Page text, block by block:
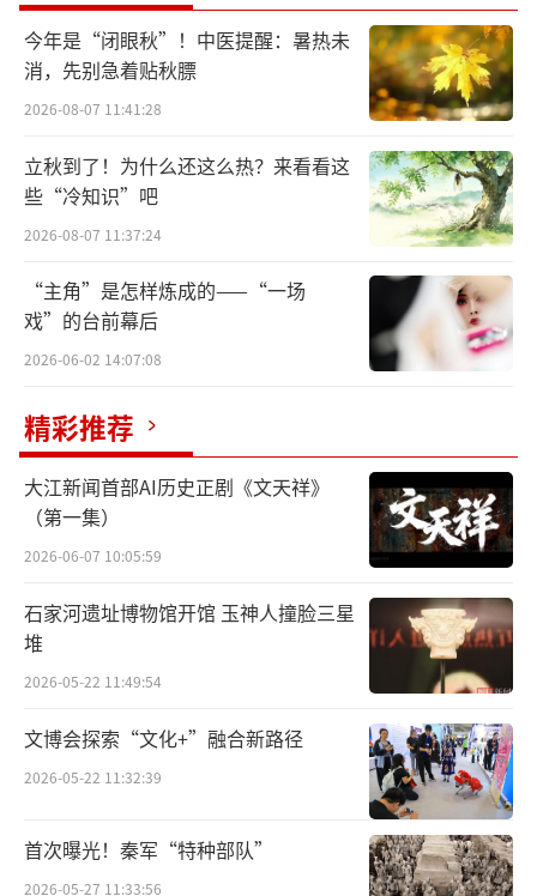
若说从前女子们爱美，还秉持着“女为悦
己者容”的取悦心态，到了唐朝，尤其是武则
了“明目张胆”的地步。唐玄宗继位后，对于
盛行于女性间的奢靡风气实在看不下去了，开
元二年的一道命令，宫中的绫罗绸缎便付之一
炬。
但是，大火虽烧毁了衣物，却浇灭不了女
子们心头蠢蠢欲动的爱美之“火”。在往后的
更多令 人匪夷所思的装扮， 即使用今天的眼光
看来，也无比地超（ɡuǐ）前（yì）。
到底是什么样的妆束，令唐朝女子不顾文
人的微词、帝王的禁令，始终如一地坚守在追
今年是“闭眼秋”！中医提醒：暑热未
消，先别急着贴秋膘
2026-08-07 11:41:28
立秋到了！为什么还这么热？来看看这
些“冷知识”吧
2026-08-07 11:37:24
“主角”是怎样炼成的——“一场
戏”的台前幕后
2026-06-02 14:07:08
精彩推荐
大江新闻首部AI历史正剧《文天祥》
（第一集）
2026-06-07 10:05:59
石家河遗址博物馆开馆 玉神人撞脸三星
堆
2026-05-22 11:49:54
文博会探索“文化+”融合新路径
2026-05-22 11:32:39
首次曝光！秦军“特种部队”
2026-05-27 11:33:56